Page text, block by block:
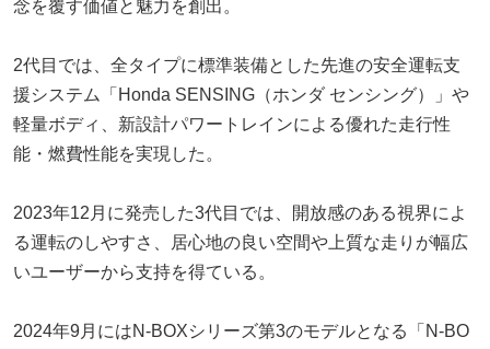
念を覆す価値と魅力を創出。
2代目では、全タイプに標準装備とした先進の安全運転支
援システム「Honda SENSING（ホンダ センシング）」や
軽量ボディ、新設計パワートレインによる優れた走行性
能・燃費性能を実現した。
2023年12月に発売した3代目では、開放感のある視界によ
る運転のしやすさ、居心地の良い空間や上質な走りが幅広
いユーザーから支持を得ている。
2024年9月にはN-BOXシリーズ第3のモデルとなる「N-BO